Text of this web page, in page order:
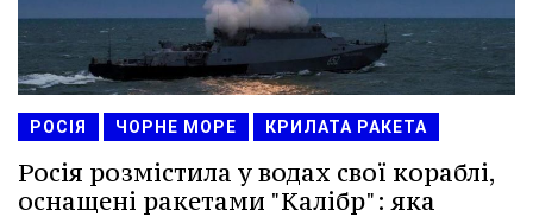
РОСІЯ ЧОРНЕ МОРЕ КРИЛАТА РАКЕТА
Росія розмістила у водах свої кораблі,
оснащені ракетами "Калібр": яка